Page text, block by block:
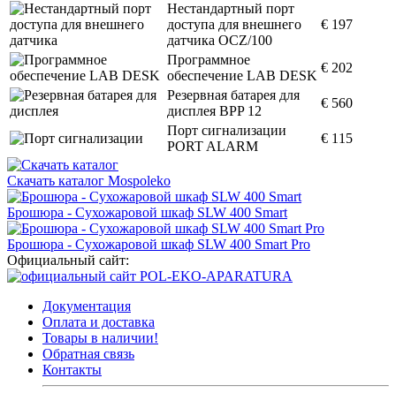
Нестандартный порт
доступа для внешнего
датчика OCZ/100
€ 197
Программное
обеспечение LAB DESK
€ 202
Резервная батарея для
дисплея BPP 12
€ 560
Порт сигнализации
PORT ALARM
€ 115
Скачать каталог Mospoleko
Брошюра - Сухожаровой шкаф SLW 400 Smart
Брошюра - Сухожаровой шкаф SLW 400 Smart Pro
Официальный сайт:
Документация
Оплата и доставка
Товары в наличии!
Обратная связь
Контакты